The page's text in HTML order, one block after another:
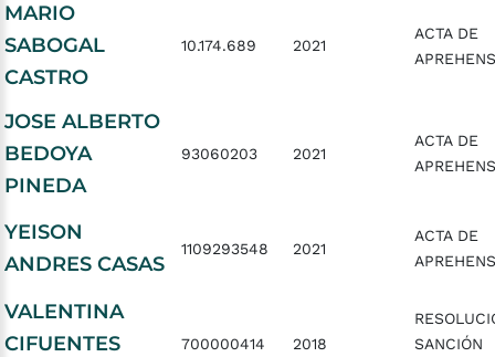
MARIO
SABOGAL
CASTRO
10.174.689 2021
ACTA DE
JOSE ALBERTO
BEDOYA
PINEDA
93060203 2021
ACTA DE
YEISON
ANDRES CASAS
1109293548 2021
ACTA DE
VALENTINA
CIFUENTES
700000414 2018
SANCIÓN